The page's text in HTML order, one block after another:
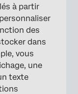
cette
à partir
des
dans
vous
une
texte